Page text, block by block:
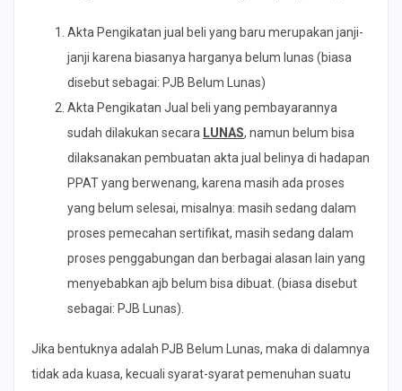
Akta Pengikatan jual beli yang baru merupakan janji-
janji karena biasanya harganya belum lunas (biasa
disebut sebagai: PJB Belum Lunas)
Akta Pengikatan Jual beli yang pembayarannya
sudah dilakukan secara LUNAS, namun belum bisa
dilaksanakan pembuatan akta jual belinya di hadapan
PPAT yang berwenang, karena masih ada proses
yang belum selesai, misalnya: masih sedang dalam
proses pemecahan sertifikat, masih sedang dalam
proses penggabungan dan berbagai alasan lain yang
menyebabkan ajb belum bisa dibuat. (biasa disebut
sebagai: PJB Lunas).
Jika bentuknya adalah PJB Belum Lunas, maka di dalamnya
tidak ada kuasa, kecuali syarat-syarat pemenuhan suatu